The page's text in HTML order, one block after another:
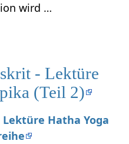
wird …
- Lektüre
(Teil 2)
Lektüre Hatha Yoga